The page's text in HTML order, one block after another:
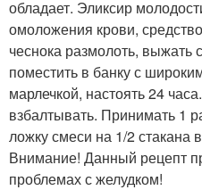
обладает. Эликсир
омоложения крови,
чеснока размолоть, выжать
поместить в банку с
марлечкой, настоять 24
взбалтывать. Принимать 1
ложку смеси на 1/2 стакана
Внимание! Данный рецепт
проблемах с желудком!